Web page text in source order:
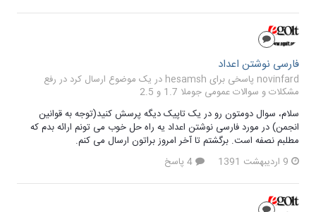
فارسی نوشتن اعداد
novinfard پاسخی برای hesamsh در یک موضوع ارسال کرد در
رفع
مشکلات و سوالات عمومی جوملا 1.7 و 2.5
سلام، سوال دومتون رو در یک تاپیک دیگه پرسش کنید(توجه به قوانین
انجمن) در مورد فارسی نوشتن اعداد یه راه حل خوب می تونم ارائه بدم که
مطلبم نصفه است. برگشتم تا آخر امروز براتون ارسال می کنم.
9 اردیبهشت 1391